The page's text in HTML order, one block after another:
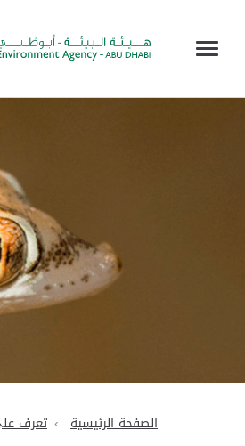
الصفحة الرئيسية تعرف